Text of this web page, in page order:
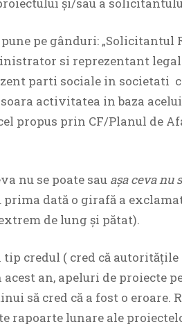
pe gânduri: „Solicitantul
si reprezentant
parti sociale in societati
activitatea in baza
propus prin CF/Planul de
nu se poate sau așa ceva nu
dată o girafă a
de lung și pătat).
credul ( cred că autoritățile
an, apeluri de proiecte
să cred că a fost o eroare.
rapoarte lunare ale